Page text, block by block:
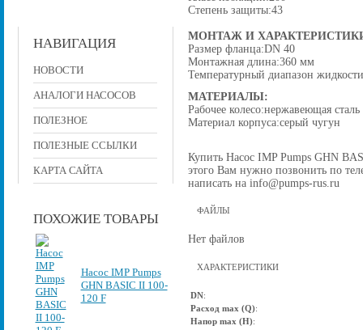
НАВИГАЦИЯ
НОВОСТИ
АНАЛОГИ НАСОСОВ
ПОЛЕЗНОЕ
ПОЛЕЗНЫЕ ССЫЛКИ
КАРТА САЙТА
ПОХОЖИЕ ТОВАРЫ
Насос IMP Pumps
GHN BASIC II 100-
120 F
Степень защиты:43
МОНТАЖ И
Размер фланца:DN 40
Монтажная длина:360 мм
Температурный диапазон
МАТЕРИАЛЫ:
Рабочее колесо:нержавеющая сталь
Материал корпуса:серый чугун
Купить Насос IMP Pumps GHN
этого Вам нужно позвонить по
написать на info@pumps-rus.ru
ФАЙЛЫ
Нет файлов
ХАРАКТЕРИСТИКИ
DN:
Расход max (Q):
Напор max (Н):